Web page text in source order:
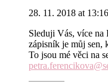
28. 11. 2018 at 13:16
Sleduji Vás, více na
zápisník je můj sen,
To jsou mé věci na